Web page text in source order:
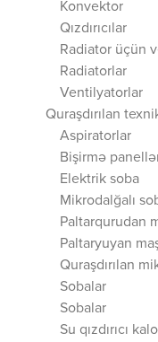
Konvektor
Qızdırıcılar
Radiator üçün
Radiatorlar
Ventilyatorlar
Quraşdırılan
Aspiratorlar
Bişirmə
Elektrik soba
Mikrodalğalı
Paltarqurudan
Paltaryuyan
Quraşdırılan
Sobalar
Sobalar
Su qızdırıcı